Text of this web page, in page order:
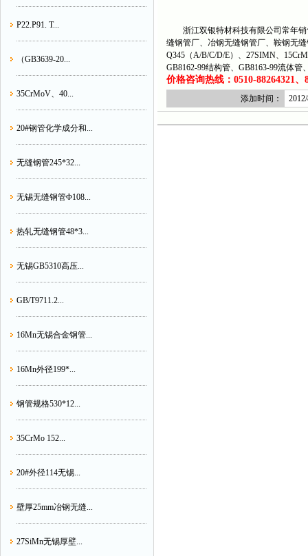
P22.P91. T...
（GB3639-20...
35CrMoV、40...
20#钢管化学成分和...
无缝钢管245*32...
无锡无缝钢管Φ108...
热轧无缝钢管48*3...
无锡GB5310高压...
GB/T9711.2...
16Mn无锡合金钢管...
16Mn外径199*...
钢管规格530*12...
35CrMo 152...
20#外径114无锡...
壁厚25mm冶钢无缝...
27SiMn无锡厚壁...
浙江双银特材科技有限公司常年销
缝钢管厂、冶钢无缝钢管厂、鞍钢无
Q345（A/B/C/D/E）、27SIMN、
GB8162-99结构管、GB8163-99流体
价格咨询热线：0510-88264321、
添加时间：